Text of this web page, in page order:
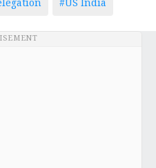
#US India